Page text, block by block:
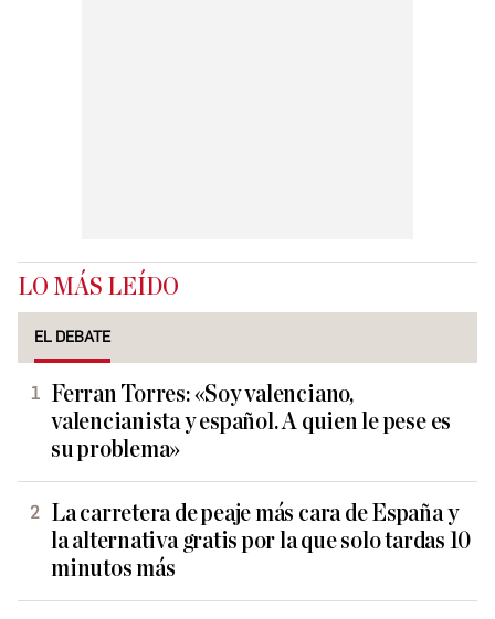
LO MÁS LEÍDO
EL DEBATE
Ferran Torres: «Soy valenciano,
valencianista y español. A quien le pese es
su problema»
La carretera de peaje más cara de España y
la alternativa gratis por la que solo tardas 10
minutos más